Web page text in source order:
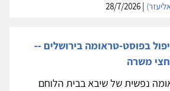
בפוסט-טראומה בירושלים --
משרה
נפשית של שיבא בבית הלוחם